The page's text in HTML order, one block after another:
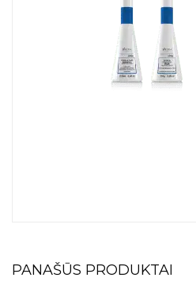
PANAŠŪS PRODUKTAI